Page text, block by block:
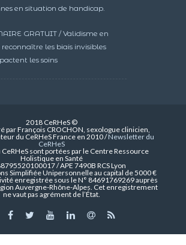
en situation de handicap.
GRATUIT / Validisme en
reconnaître les biais invisibles
les soins
2018 CeRHeS ©
par François CROCHON, sexologue clinicien,
du CeRHeS France en 2010 /Newsletter du
CeRHeS
sont portées par le Centre Ressource
Holistique en Santé
/ APE 7490B RCS Lyon
Simplifiée Unipersonnelle au capital de 5000 €
enregistrée sous le N° 84691769269 auprès
Auvergne-Rhône-Alpes. Cet enregistrement
ne vaut pas agrément de l’État.